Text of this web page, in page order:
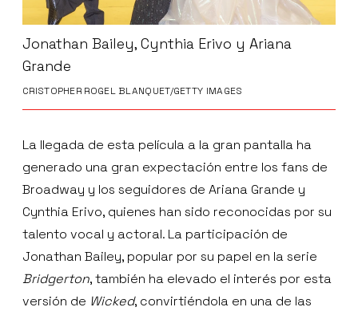
Jonathan Bailey, Cynthia Erivo y Ariana
Grande
CRISTOPHER ROGEL BLANQUET/GETTY IMAGES
La llegada de esta película a la gran pantalla ha
generado una gran expectación entre los fans de
Broadway y los seguidores de Ariana Grande y
Cynthia Erivo, quienes han sido reconocidas por su
talento vocal y actoral. La participación de
Jonathan Bailey, popular por su papel en la serie
Bridgerton, también ha elevado el interés por esta
versión de Wicked, convirtiéndola en una de las